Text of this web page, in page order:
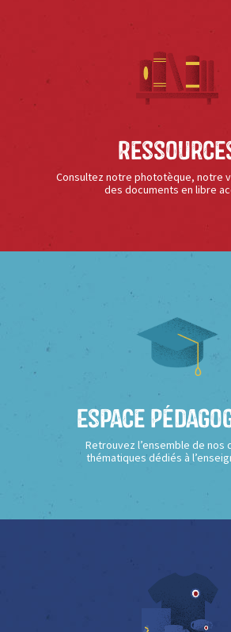
Consultez notre phototèque, notre
des documents en libre
Espace
Retrouvez l’ensemble de nos
thématiques dédiés à